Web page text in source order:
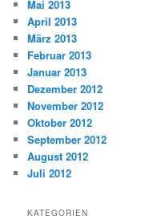
Mai 2013
April 2013
März 2013
Februar 2013
Januar 2013
Dezember 2012
November 2012
Oktober 2012
September 2012
August 2012
Juli 2012
KATEGORIEN